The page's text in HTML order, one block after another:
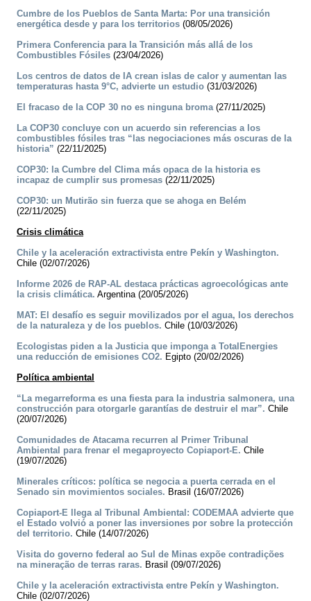
Cumbre de los Pueblos de Santa Marta: Por una transición
energética desde y para los territorios (08/05/2026)
Primera Conferencia para la Transición más allá de los
Combustibles Fósiles (23/04/2026)
Los centros de datos de IA crean islas de calor y aumentan las
temperaturas hasta 9°C, advierte un estudio (31/03/2026)
El fracaso de la COP 30 no es ninguna broma(27/11/2025)
La COP30 concluye con un acuerdo sin referencias a los
combustibles fósiles tras “las negociaciones más oscuras de la
historia” (22/11/2025)
COP30: la Cumbre del Clima más opaca de la historia es
incapaz de cumplir sus promesas (22/11/2025)
COP30: un Mutirão sin fuerza que se ahoga en Belém
(22/11/2025)
Crisis climática
Chile y la aceleración extractivista entre Pekín y Washington.
Chile (02/07/2026)
Informe 2026 de RAP-AL destaca prácticas agroecológicas ante
la crisis climática. Argentina (20/05/2026)
MAT: El desafío es seguir movilizados por el agua, los derechos
de la naturaleza y de los pueblos. Chile (10/03/2026)
Ecologistas piden a la Justicia que imponga a TotalEnergies
una reducción de emisiones CO2. Egipto (20/02/2026)
Política ambiental
“La megarreforma es una fiesta para la industria salmonera, una
construcción para otorgarle garantías de destruir el mar”. Chile
(20/07/2026)
Comunidades de Atacama recurren al Primer Tribunal
Ambiental para frenar el megaproyecto Copiaport-E. Chile
(19/07/2026)
Minerales críticos: política se negocia a puerta cerrada en el
Senado sin movimientos sociales. Brasil (16/07/2026)
Copiaport-E llega al Tribunal Ambiental: CODEMAA advierte que
el Estado volvió a poner las inversiones por sobre la protección
del territorio. Chile (14/07/2026)
Visita do governo federal ao Sul de Minas expõe contradições
na mineração de terras raras. Brasil (09/07/2026)
Chile y la aceleración extractivista entre Pekín y Washington.
Chile (02/07/2026)